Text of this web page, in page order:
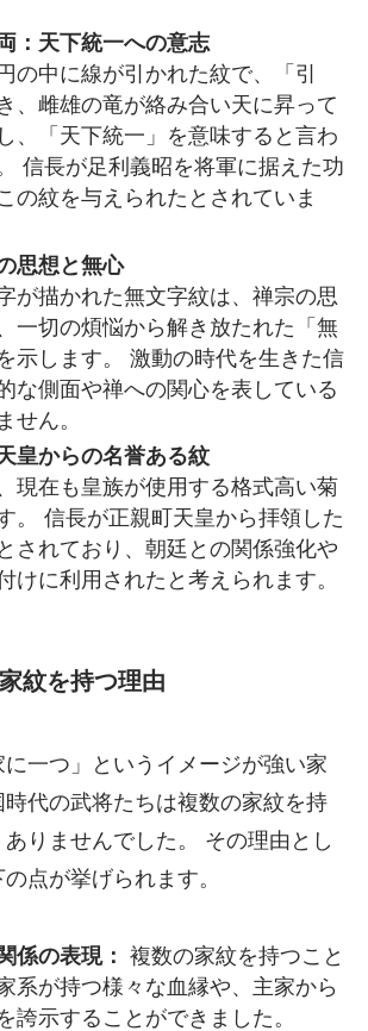
：天下統一への意志
の中に線が引かれた紋で、「引
、雌雄の竜が絡み合い天に昇って
、「天下統一」を意味すると言わ
信長が足利義昭を将軍に据えた功
の紋を与えられたとされていま
思想と無心
が描かれた無文字紋は、禅宗の思
一切の煩悩から解き放たれた「無
示します。 激動の時代を生きた信
な側面や禅への関心を表している
せん。
皇からの名誉ある紋
現在も皇族が使用する格式高い菊
。 信長が正親町天皇から拝領した
されており、朝廷との関係強化や
けに利用されたと考えられます。
紋を持つ理由
一つ」というイメージが強い家
代の武将たちは複数の家紋を持
りませんでした。 その理由とし
点が挙げられます。
係の表現：
複数の家紋を持つこと
系が持つ様々な血縁や、主家から
誇示することができました。